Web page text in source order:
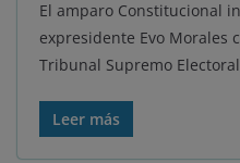
El amparo Constitucional
expresidente Evo Morales
Tribunal Supremo
Leer más